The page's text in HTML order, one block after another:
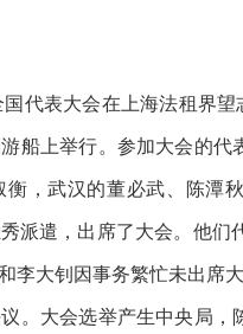
代表大会在上海法租界
船上举行。参加大会的
，武汉的董必武、陈潭
派遣，出席了大会。他们
李大钊因事务繁忙未出席
。大会选举产生中央局